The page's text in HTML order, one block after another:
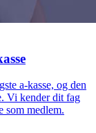
a-kasse, og den
Vi kender dit fag
som medlem.